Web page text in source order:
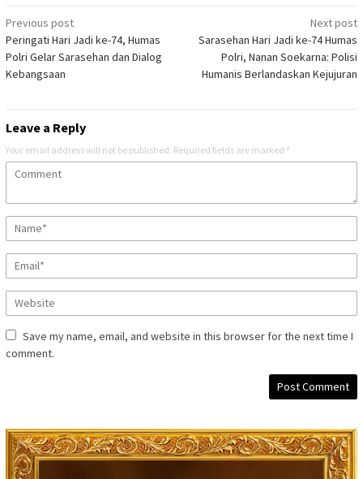
Post
navigation
Previous post
Peringati Hari Jadi ke-74, Humas
Polri Gelar Sarasehan dan Dialog
Kebangsaan
Next post
Sarasehan Hari Jadi ke-74 Humas
Polri, Nanan Soekarna: Polisi
Humanis Berlandaskan Kejujuran
Leave a Reply
Your email address will not be published. Required fields are marked *
Save my name, email, and website in this browser for the next time I
comment.